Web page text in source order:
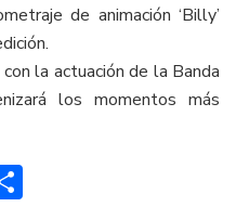
de animación ‘Billy’
la actuación de la Banda
los momentos más